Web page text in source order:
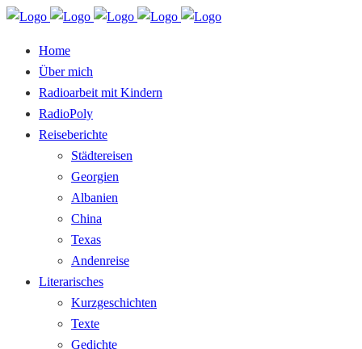
Home
Über mich
Radioarbeit mit Kindern
RadioPoly
Reiseberichte
Städtereisen
Georgien
Albanien
China
Texas
Andenreise
Literarisches
Kurzgeschichten
Texte
Gedichte